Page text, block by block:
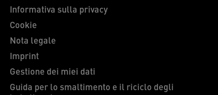
Informativa sulla privacy
Cookie
Nota legale
Imprint
Gestione dei miei dati
Guida per lo smaltimento e il riciclo degli